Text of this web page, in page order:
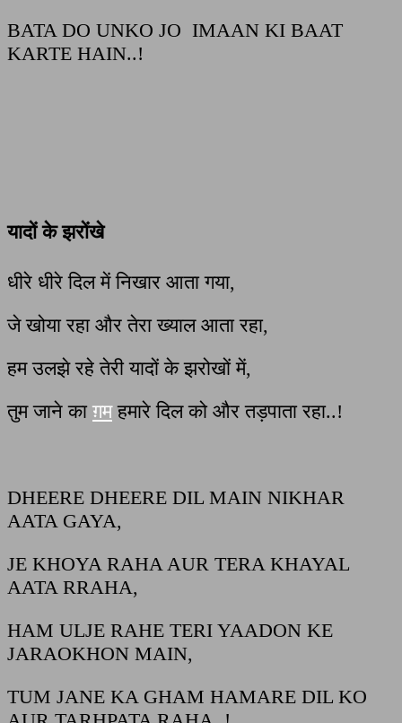
BATA DO UNKO JO IMAAN KI BAAT
KARTE HAIN..!
यादों के झरोंखे
धीरे धीरे दिल में निखार आता गया,
जे खोया रहा और तेरा ख्याल आता रहा,
हम उलझे रहे तेरी यादों के झरोखों में,
तुम जाने का ग़महमारे दिल को और तड़पाता रहा..!
DHEERE DHEERE DIL MAIN NIKHAR
AATA GAYA,
JE KHOYA RAHA AUR TERA KHAYAL
AATA RRAHA,
HAM ULJE RAHE TERI YAADON KE
JARAOKHON MAIN,
TUM JANE KA GHAM HAMARE DIL KO